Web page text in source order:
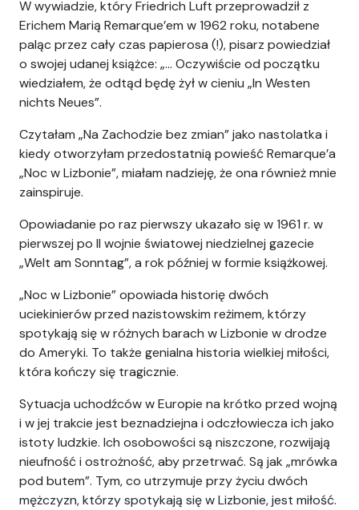
W wywiadzie, który Friedrich Luft przeprowadził z
Erichem Marią Remarque’em w 1962 roku, notabene
paląc przez cały czas papierosa (!), pisarz powiedział
o swojej udanej książce: „… Oczywiście od początku
wiedziałem, że odtąd będę żył w cieniu „In Westen
nichts Neues”.
Czytałam „Na Zachodzie bez zmian” jako nastolatka i
kiedy otworzyłam przedostatnią powieść Remarque’a
„Noc w Lizbonie”, miałam nadzieję, że ona również mnie
zainspiruje.
Opowiadanie po raz pierwszy ukazało się w 1961 r. w
pierwszej po II wojnie światowej niedzielnej gazecie
„Welt am Sonntag”, a rok później w formie książkowej.
„Noc w Lizbonie” opowiada historię dwóch
uciekinierów przed nazistowskim reżimem, którzy
spotykają się w różnych barach w Lizbonie w drodze
do Ameryki. To także genialna historia wielkiej miłości,
która kończy się tragicznie.
Sytuacja uchodźców w Europie na krótko przed wojną
i w jej trakcie jest beznadziejna i odczłowiecza ich jako
istoty ludzkie. Ich osobowości są niszczone, rozwijają
nieufność i ostrożność, aby przetrwać. Są jak „mrówka
pod butem”. Tym, co utrzymuje przy życiu dwóch
mężczyzn, którzy spotykają się w Lizbonie, jest miłość.